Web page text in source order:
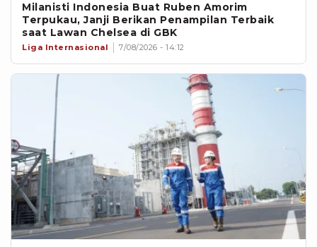
Milanisti Indonesia Buat Ruben Amorim
Terpukau, Janji Berikan Penampilan Terbaik
saat Lawan Chelsea di GBK
Liga Internasional 7/08/2026 - 14:12